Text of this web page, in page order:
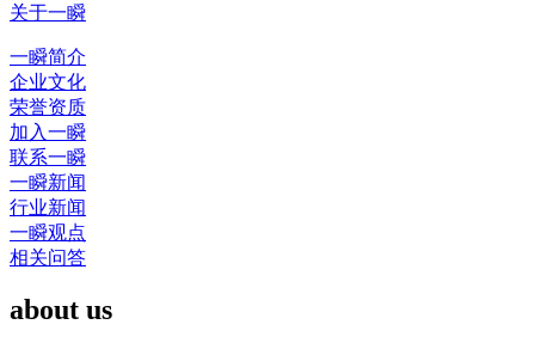
关于一瞬
一瞬简介
企业文化
荣誉资质
加入一瞬
联系一瞬
一瞬新闻
行业新闻
一瞬观点
相关问答
about us